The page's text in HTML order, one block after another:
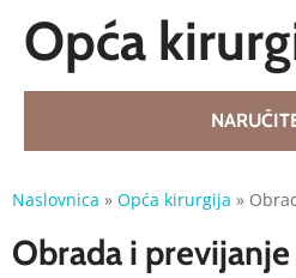
Opća
Naslovnica » Opća kirurgija »
Obrada i